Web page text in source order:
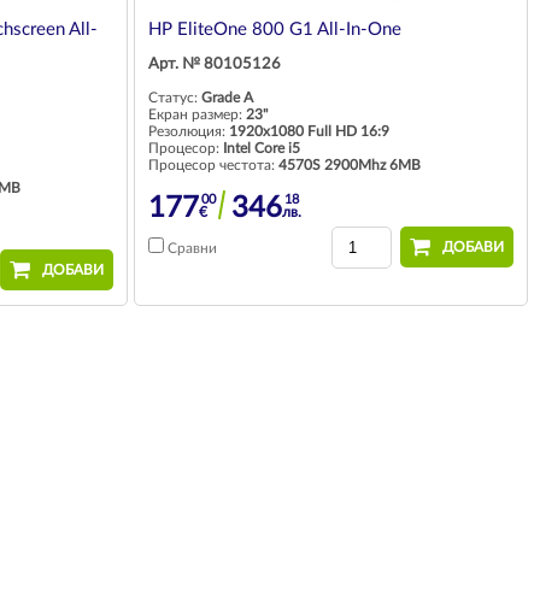
All-
ДОБАВИ
HP EliteOne 800 G1 All-In-One
Арт. № 80105126
Статус: Grade A
Екран размер: 23"
Резолюция: 1920x1080 Full HD 16:9
Процесор: Intel Core i5
Процесор честота: 4570S 2900Mhz 6MB
17700
€ 34618
лв.
Сравни ДОБАВИ